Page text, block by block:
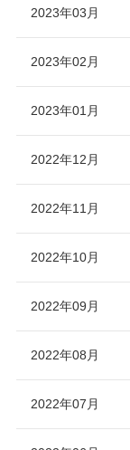
2023年03月
2023年02月
2023年01月
2022年12月
2022年11月
2022年10月
2022年09月
2022年08月
2022年07月